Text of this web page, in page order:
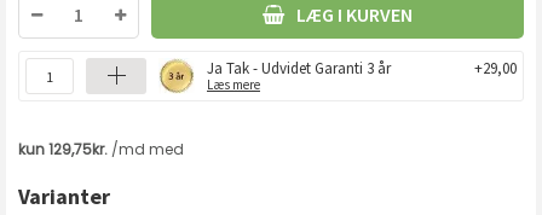
LÆG I KURVEN
Ja Tak - Udvidet Garanti 3 år
Læs mere
+29,00
Varianter